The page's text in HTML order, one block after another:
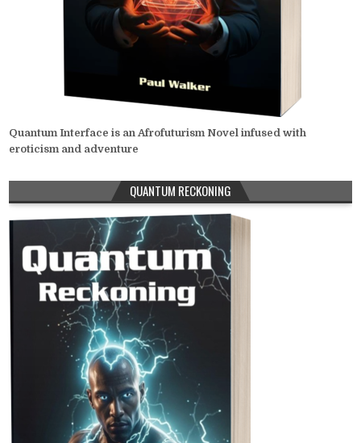
Quantum Interface is an Afrofuturism Novel infused with
eroticism and adventure
QUANTUM RECKONING